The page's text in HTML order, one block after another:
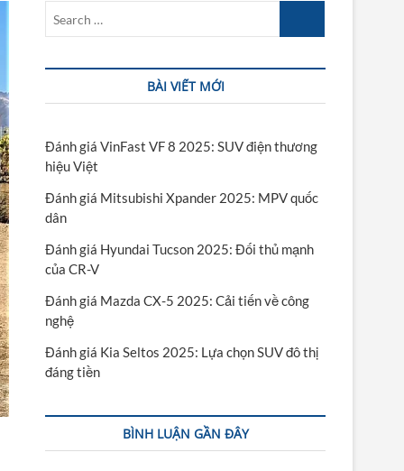
BÀI VIẾT MỚI
Đánh giá VinFast VF 8 2025: SUV điện thương
hiệu Việt
Đánh giá Mitsubishi Xpander 2025: MPV quốc
dân
Đánh giá Hyundai Tucson 2025: Đối thủ mạnh
của CR-V
Đánh giá Mazda CX-5 2025: Cải tiến về công
nghệ
Đánh giá Kia Seltos 2025: Lựa chọn SUV đô thị
đáng tiền
BÌNH LUẬN GẦN ĐÂY